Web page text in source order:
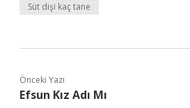
Süt dişi kaç tane
Önceki Yazı
Efsun Kız Adı Mı